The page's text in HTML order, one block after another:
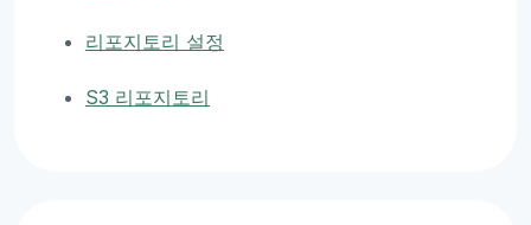
리포지토리 설정
S3 리포지토리